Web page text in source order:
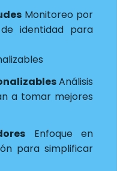
Monitoreo por
identidad para
Análisis
a tomar mejores
Enfoque en
para simplificar